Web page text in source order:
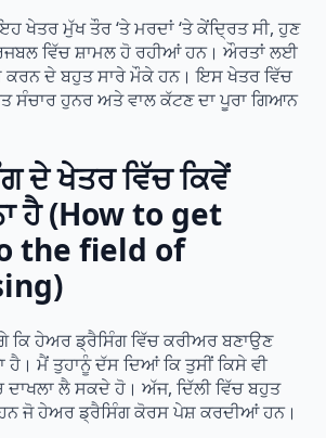
ਖੇਤਰ ਮੁੱਖ ਤੌਰ ‘ਤੇ ਮਰਦਾਂ ‘ਤੇ ਕੇਂਦ੍ਰਿਤ ਸੀ, ਹੁਣ
ਵਿੱਚ ਸ਼ਾਮਲ ਹੋ ਰਹੀਆਂ ਹਨ। ਔਰਤਾਂ ਲਈ
ਦੇ ਬਹੁਤ ਸਾਰੇ ਮੌਕੇ ਹਨ। ਇਸ ਖੇਤਰ ਵਿੱਚ
ਹੁਨਰ ਅਤੇ ਵਾਲ ਕੱਟਣ ਦਾ ਪੂਰਾ ਗਿਆਨ
ਦੇ ਖੇਤਰ ਵਿੱਚ ਕਿਵੇਂ
ਹੈ (How to get
the field of
ਕਿ ਹੇਅਰ ਡ੍ਰੈਸਿੰਗ ਵਿੱਚ ਕਰੀਅਰ ਬਣਾਉਣ
ਹੈ। ਮੈਂ ਤੁਹਾਨੂੰ ਦੱਸ ਦਿਆਂ ਕਿ ਤੁਸੀਂ ਕਿਸੇ ਵੀ
ਦਾਖਲਾ ਲੈ ਸਕਦੇ ਹੋ। ਅੱਜ, ਦਿੱਲੀ ਵਿੱਚ ਬਹੁਤ
ਜੋ ਹੇਅਰ ਡ੍ਰੈਸਿੰਗ ਕੋਰਸ ਪੇਸ਼ ਕਰਦੀਆਂ ਹਨ।